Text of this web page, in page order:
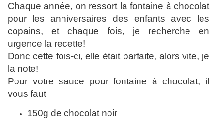
Chaque année, on ressort la fontaine à chocolat
pour les anniversaires des enfants avec les
copains, et chaque fois, je recherche en
urgence la recette!
Donc cette fois-ci, elle était parfaite, alors vite, je
la note!
Pour votre sauce pour fontaine à chocolat, il
vous faut
150g de chocolat noir